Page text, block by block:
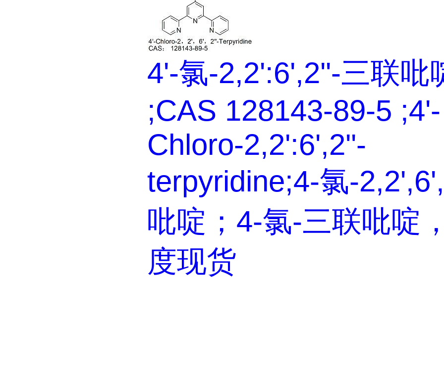
4'-氯-2,2':6',2''-三联吡
;CAS 128143-89-5 ;4'-
Chloro-2,2':6',2''-
terpyridine;4-氯-
吡啶；4-氯-三联吡啶
度现货